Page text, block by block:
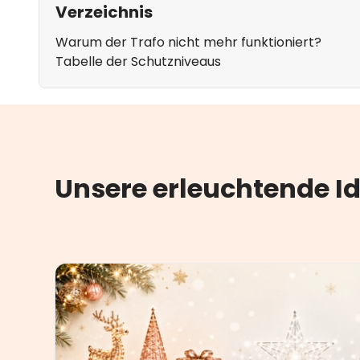
Verzeichnis
Warum der Trafo nicht mehr funktioniert?
Tabelle der Schutzniveaus
Unsere erleuchtende